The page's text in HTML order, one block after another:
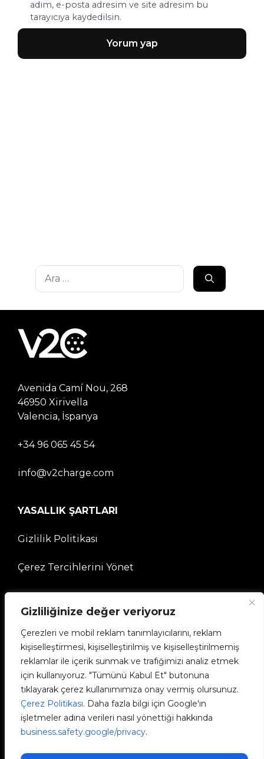
Gizliliğinize değer veriyoruz
Çerezleri ve mobil reklam tanımlayıcılarını, reklam
kişiselleştirmesi, kişiselleştirilmiş ve kişiselleştirilmemiş
reklamlar ile içerik sunmak ve trafiğimizi analiz etmek
için kullanıyoruz. "Tümünü Kabul Et" butonuna
tıklayarak çerez kullanımımıza onay vermiş olursunuz.
Çerez Politikası. Daha fazla bilgi için Google'ın
işletmeler adına verileri nasıl yönettiği hakkında
business.safety.google/privacy.
adım, e-posta adresim ve site adresim bu
tarayıcıya kaydedilsin.
için
Avenida Camí Nou, 268
46950 Xirivella
Valencia, İspanya
+34 96 065 45 54
info@v2charge.com
YASALLIK ŞARTLARI
Gizlilik Politikası
Çerez Tercihlerini Yönet
ŞİRKET
V2C Topluluğuna
e-Chargers
V2C Cloud
V2C Payments